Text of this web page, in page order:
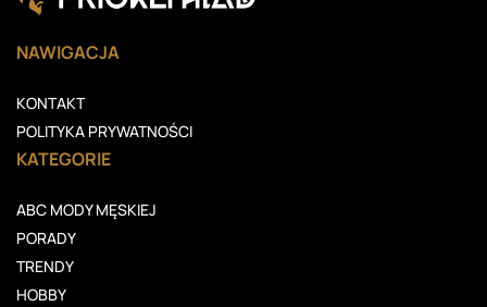
NAWIGACJA
KONTAKT
POLITYKA PRYWATNOŚCI
KATEGORIE
ABC MODY MĘSKIEJ
PORADY
TRENDY
HOBBY